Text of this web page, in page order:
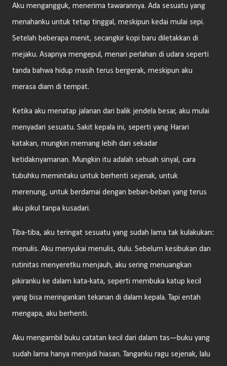
Aku mengangguk, menerima tawarannya. Ada sesuatu yang
menahanku untuk tetap tinggal, meskipun kedai mulai sepi.
Setelah beberapa menit, secangkir kopi baru diletakkan di
mejaku. Asapnya mengepul, menari perlahan di udara seperti
tanda bahwa hidup masih terus bergerak, meskipun aku
merasa diam di tempat.
Ketika aku menatap jalanan dari balik jendela besar, aku mulai
menyadari sesuatu. Sakit kepala ini, seperti yang Harari
katakan, mungkin memang lebih dari sekadar
ketidaknyamanan. Mungkin itu adalah sebuah sinyal, cara
tubuhku memintaku untuk berhenti sejenak, untuk
merenung, untuk berdamai dengan beban-beban yang terus
aku pikul tanpa kusadari.
Tiba-tiba, aku teringat sesuatu yang sudah lama tak kulakukan:
menulis. Aku menyukai menulis, dulu. Sebelum kesibukan dan
rutinitas menyeretku menjauh, aku sering menuangkan
pikiranku ke dalam kata-kata, seperti membuka katup kecil
yang bisa meringankan tekanan di dalam kepala. Tapi entah
mengapa, aku berhenti.
Aku mengambil buku catatan kecil dari dalam tas—buku yang
sudah lama hanya menjadi hiasan. Tanganku ragu sejenak, lalu